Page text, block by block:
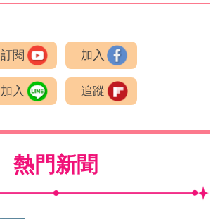
訂閱 加入
加入 追蹤
熱門新聞